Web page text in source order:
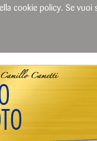
cookie policy. Se